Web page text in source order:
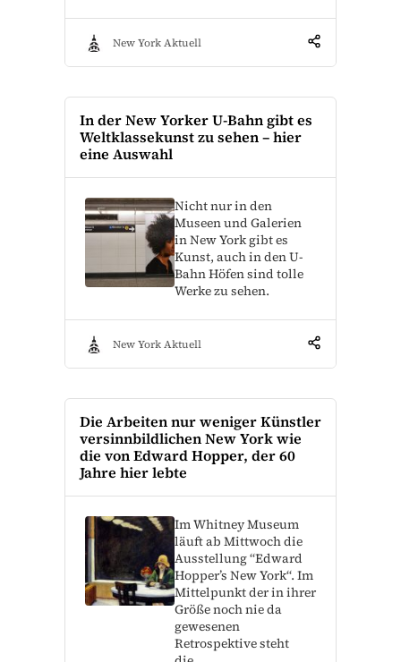
New York Aktuell
In der New Yorker U-Bahn gibt es
Weltklassekunst zu sehen – hier
eine Auswahl
Nicht nur in den
Museen und Galerien
in New York gibt es
Kunst, auch in den U-
Bahn Höfen sind tolle
Werke zu sehen.
New York Aktuell
Die Arbeiten nur weniger Künstler
versinnbildlichen New York wie
die von Edward Hopper, der 60
Jahre hier lebte
Im Whitney Museum
läuft ab Mittwoch die
Ausstellung “Edward
Hopper’s New York“. Im
Mittelpunkt der in ihrer
Größe noch nie da
gewesenen
Retrospektive steht